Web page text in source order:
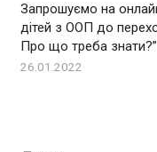
Запрошуємо на
дітей з ООП до
Про що треба знати?”
26.01.2022